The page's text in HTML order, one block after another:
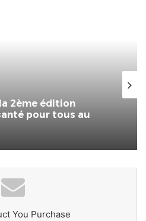
2ème édition
pour tous au
le Centre
et de soins
You Purchase